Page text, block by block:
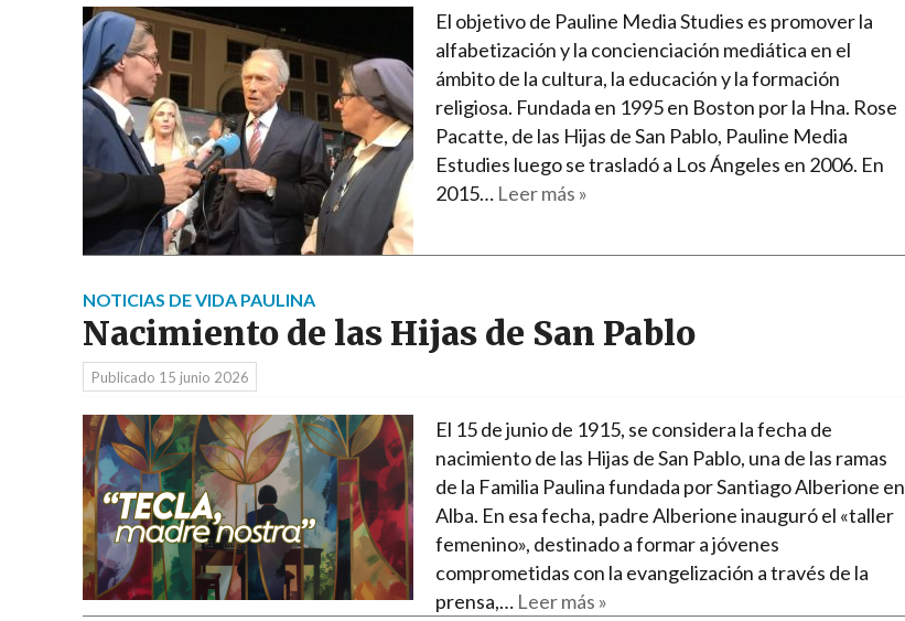
El objetivo de Pauline Media Studies es promover la
alfabetización y la concienciación mediática en el
ámbito de la cultura, la educación y la formación
religiosa. Fundada en 1995 en Boston por la Hna. Rose
Pacatte, de las Hijas de San Pablo, Pauline Media
Estudies luego se trasladó a Los Ángeles en 2006. En
2015… Leer más »
NOTICIAS DE VIDA PAULINA
Nacimiento de las Hijas de San Pablo
Publicado 15 junio 2026
El 15 de junio de 1915, se considera la fecha de
nacimiento de las Hijas de San Pablo, una de las ramas
de la Familia Paulina fundada por Santiago Alberione en
Alba. En esa fecha, padre Alberione inauguró el «taller
femenino», destinado a formar a jóvenes
comprometidas con la evangelización a través de la
prensa,… Leer más »